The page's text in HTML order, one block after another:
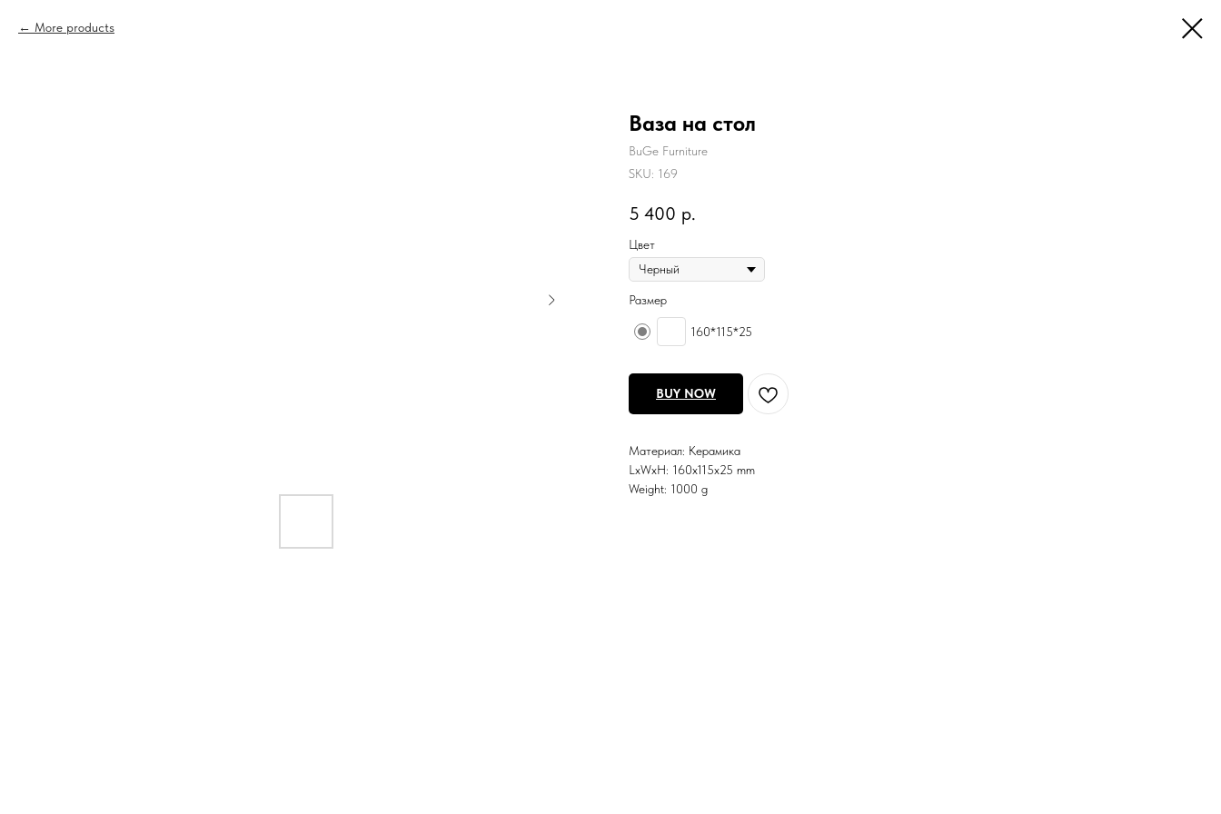
More products
Ваза на стол
BuGe Furniture
SKU: 169
5 400 р.
Цвет
Размер
160*115*25
BUY NOW
Материал: Керамика
LxWxH: 160x115x25 mm
Weight: 1000 g